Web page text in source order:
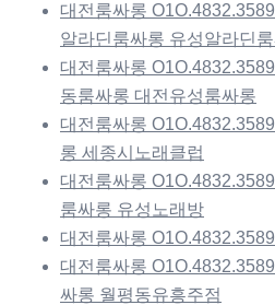
대전룸싸롱
알라딘룸싸롱 유성알라딘
대전룸싸롱
동룸싸롱 대전유성룸싸롱
대전룸싸롱
롱 세종시노래클럽
대전룸싸롱
룸싸롱 유성노래방
대전룸싸롱
대전룸싸롱
싸롱 월평동유흥주점